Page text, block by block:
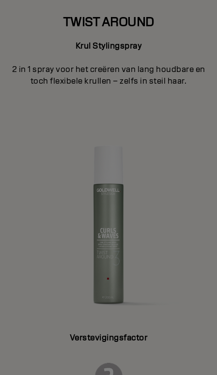
TWIST AROUND
Krul Stylingspray
2 in 1 spray voor het creëren van lang houdbare en
toch flexibele krullen – zelfs in steil haar.
Verstevigingsfactor